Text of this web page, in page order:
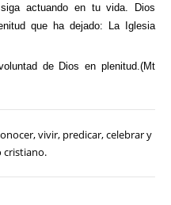
actuando en tu vida. Dios
que ha dejado: La Iglesia
de Dios en plenitud.(Mt
vivir, predicar, celebrar y
cristiano.